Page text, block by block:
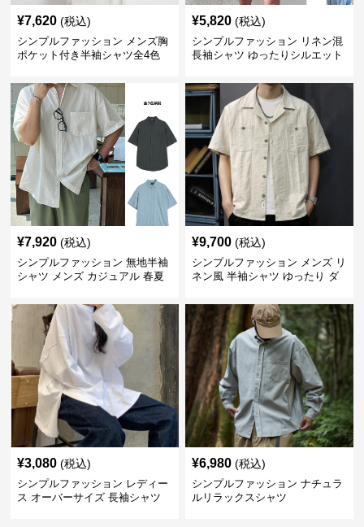
¥7,620 (税込)
シンプルファッション メンズ胸
ポケット付き半袖シャツ全4色
¥5,820 (税込)
シンプルファッション リネン混
長袖シャツ ゆったりシルエット
¥7,920 (税込)
シンプルファッション 無地半袖
シャツ メンズ カジュアル 春夏
¥9,700 (税込)
シンプルファッション メンズ リ
ネン風 半袖シャツ ゆったり ダ
¥3,080 (税込)
シンプルファッション レディー
ス オーバーサイズ 長袖シャツ
¥6,980 (税込)
シンプルファッション ナチュラ
ルリラックスシャツ